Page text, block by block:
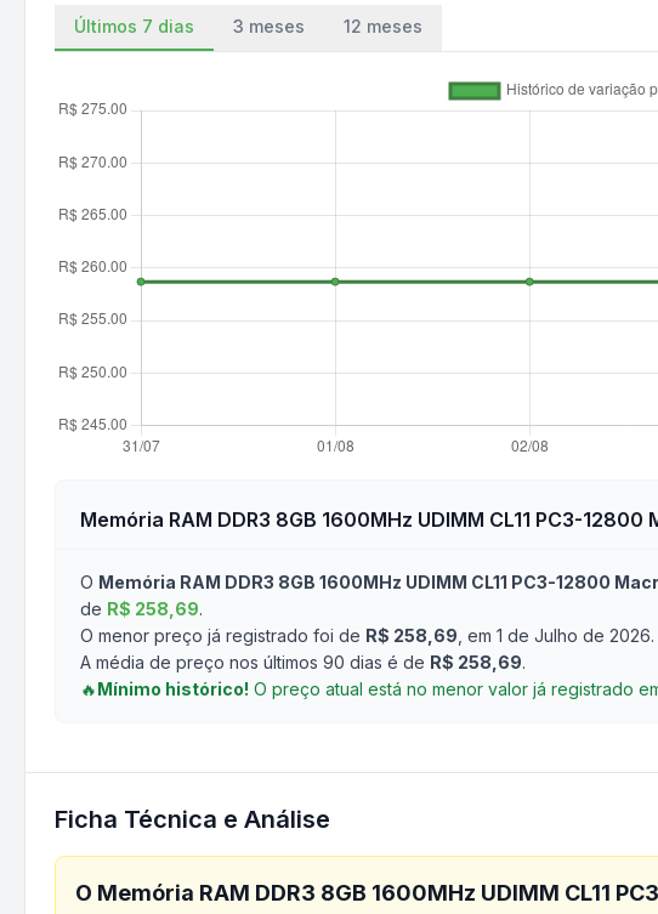
Últimos 7 dias 3 meses 12 meses
Memória RAM DDR3 8GB 1600MHz UDIMM CL11 PC3-12800
O Memória RAM DDR3 8GB 1600MHz UDIMM CL11 PC3-12800
de R$ 258,69.
O menor preço já registrado foi de R$ 258,69 , em 1 de Julho de 2026.
A média de preço nos últimos 90 dias é de R$ 258,69.
🔥Mínimo histórico! O preço atual está no menor valor já registrado
Ficha Técnica e Análise
O Memória RAM DDR3 8GB 1600MHz UDIMM CL11